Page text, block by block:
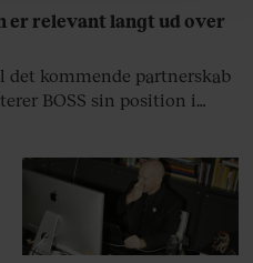
ogcookiepolitik.
er relevant langt ud over
det kommende partnerskab
BOSS sin position i